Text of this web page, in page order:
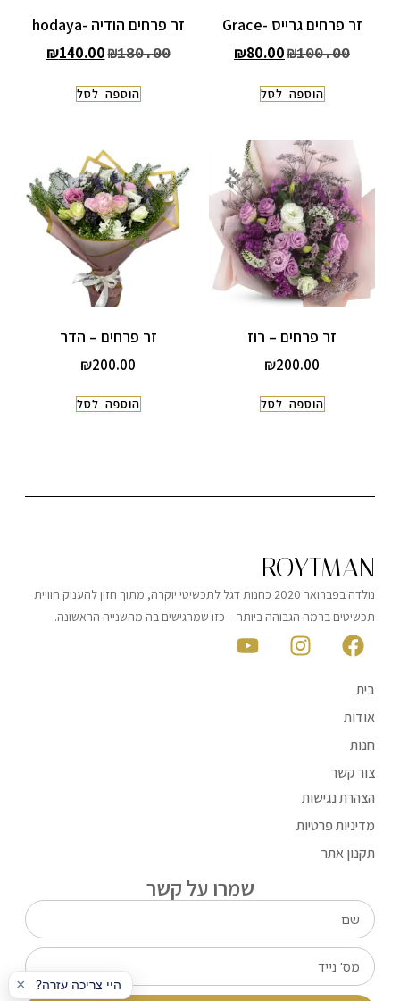
זר פרחים גרייס -Grace
₪100.00
₪80.00
הוספה לסל
זר פרחים הודיה -hodaya
₪180.00
₪140.00
הוספה לסל
זר פרחים – רוז
₪200.00
הוספה לסל
זר פרחים – הדר
₪200.00
הוספה לסל
ROYTMAN
נולדה בפברואר 2020 כחנות דגל לתכשיטי יוקרה, מתוך חזון להעניק חוויית
תכשיטים ברמה הגבוהה ביותר – כזו שמרגישים בה מהשנייה הראשונה.
בית
אודות
חנות
צור קשר
הצהרת נגישות
מדיניות פרטיות
תקנון אתר
שמרו על קשר